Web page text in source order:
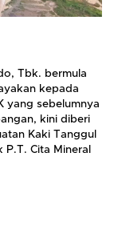
Tbk. bermula
kepada
yang sebelumnya
kini diberi
Kaki Tanggul
Cita Mineral